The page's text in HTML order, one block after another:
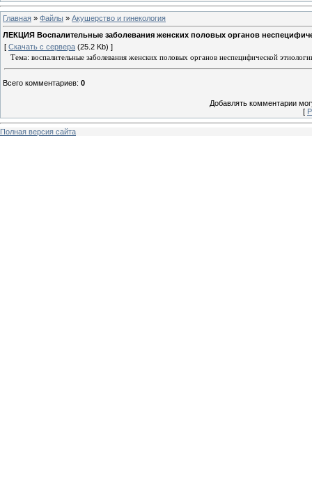
Главная » Файлы » Акушерство и гинекология
ЛЕКЦИЯ Воспалительные заболевания женских половых органов
[ Скачать с сервера (25.2 Kb) ]
Тема: воспалительные заболевания женских половых органов неспецифической
Всего комментариев: 0
Добавлять комментарии
[
Полная версия сайта